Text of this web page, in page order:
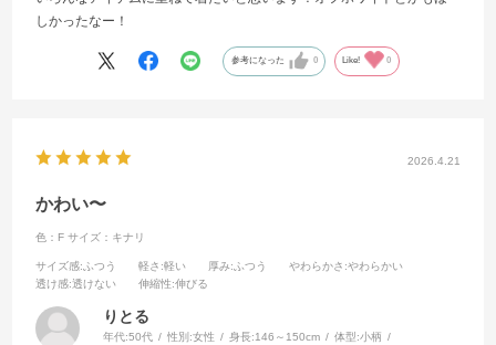
しかったなー！
参考になった 0 Like! 0
2026.4.21
かわい〜
色：F サイズ：キナリ
サイズ感:ふつう 軽さ :軽い 厚み:ふつう やわらかさ :やわらかい
透け感:透けない 伸縮性:伸びる
りとる
年代:50代 性別:女性 身長:146～150cm 体型:小柄